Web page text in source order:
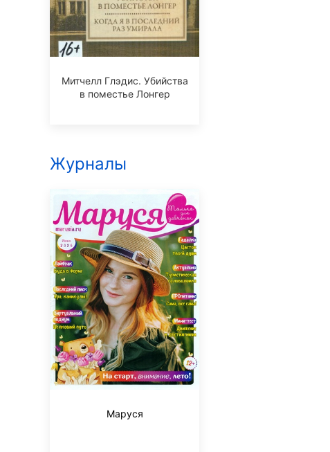
Митчелл Глэдис. Убийства
в поместье Лонгер
Журналы
Маруся